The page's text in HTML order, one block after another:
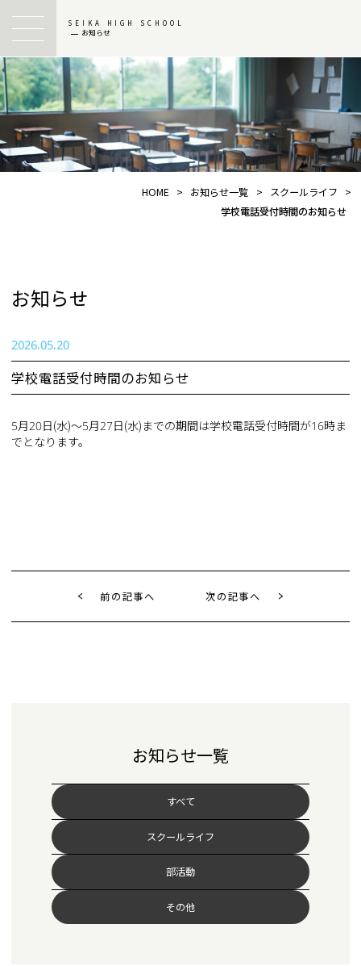
SEIKA HIGH SCHOOL
お知らせ
HOME > お知らせ一覧 > スクールライフ
>
学校電話受付時間のお知らせ
お知らせ
2026.05.20
学校電話受付時間のお知らせ
5月20日(水)～5月27日(水)までの期間は学校電話受付時間が16時ま
でとなります。
前の記事へ 次の記事へ
お知らせ一覧
すべて
スクールライフ
部活動
その他